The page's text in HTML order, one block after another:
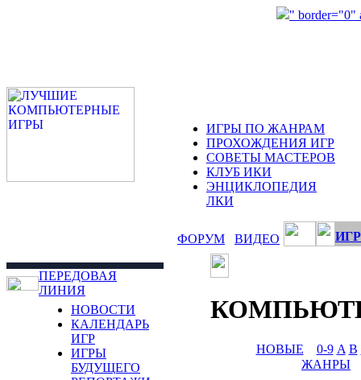
" border="0"
ИГРЫ ПО ЖАНРАМ
ПРОХОЖДЕНИЯ ИГР
СОВЕТЫ МАСТЕРОВ
КЛУБ ИКИ
ЭНЦИКЛОПЕДИЯ
ЛКИ
ФОРУМ ВИДЕО
ПЕРЕДОВАЯ
ЛИНИЯ
НОВОСТИ
КАЛЕНДАРЬ
ИГР
ИГРЫ
БУДУЩЕГО
НОВЫЕ 0-9 A B
ЖАНРЫ